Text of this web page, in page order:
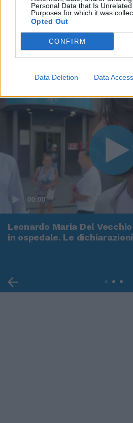
Personal Data that Is
Purposes for which it was
Opted Out
CONFIRM
Data Deletion Data Access
00:00
Leonardo Maria Del
in ospedale. Le